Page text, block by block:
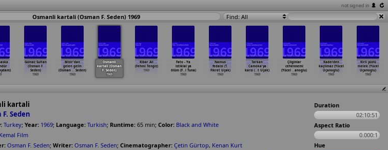
not signed in
Osmanli kartali (Osman F. Seden) 1969 Find: All
Gülnaz Sultan
(Osman F.
Seden)
1969
Misir'dan
gelen gelin
(Osman … Seden)
1969
Osmanli
kartali (Osman
F. Seden)
1969
Kibar Ali
(Fehmi Tengiz)
1969
Fato - Ya
istiklal ya
ölüm (F…
i Tuna)
1969
Namus
fedaisi (T.
Fikret Uçak)
1969
Tarkan
Camoka'ya
karsi (…t Uçak)
1969
Çilginlar
cehennemi
(Yücel … anoglu)
1969
Kaderden
kaçilmaz (Yücel
Uçanoglu)
1969
Kirli yüzlü
melek (Yücel
Uçanoglu)
1969
kartali
F. Seden
Turkey; Year: 1969; Language: Turkish; Runtime: 65 min; Color: Black and White
Kemal Film
Osman F. Seden; Writer: Osman F. Seden; Cinematographer: Çetin Gürtop, Kenan Kurt
Duration
02:10:51
Aspect Ratio
0.000:1
Hue